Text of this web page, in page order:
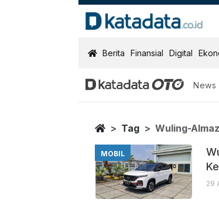
KatadataOTO
Berita Finansial Digital
News
Wuling
Berita
Home
Tag Wuling-
MOBIL
29